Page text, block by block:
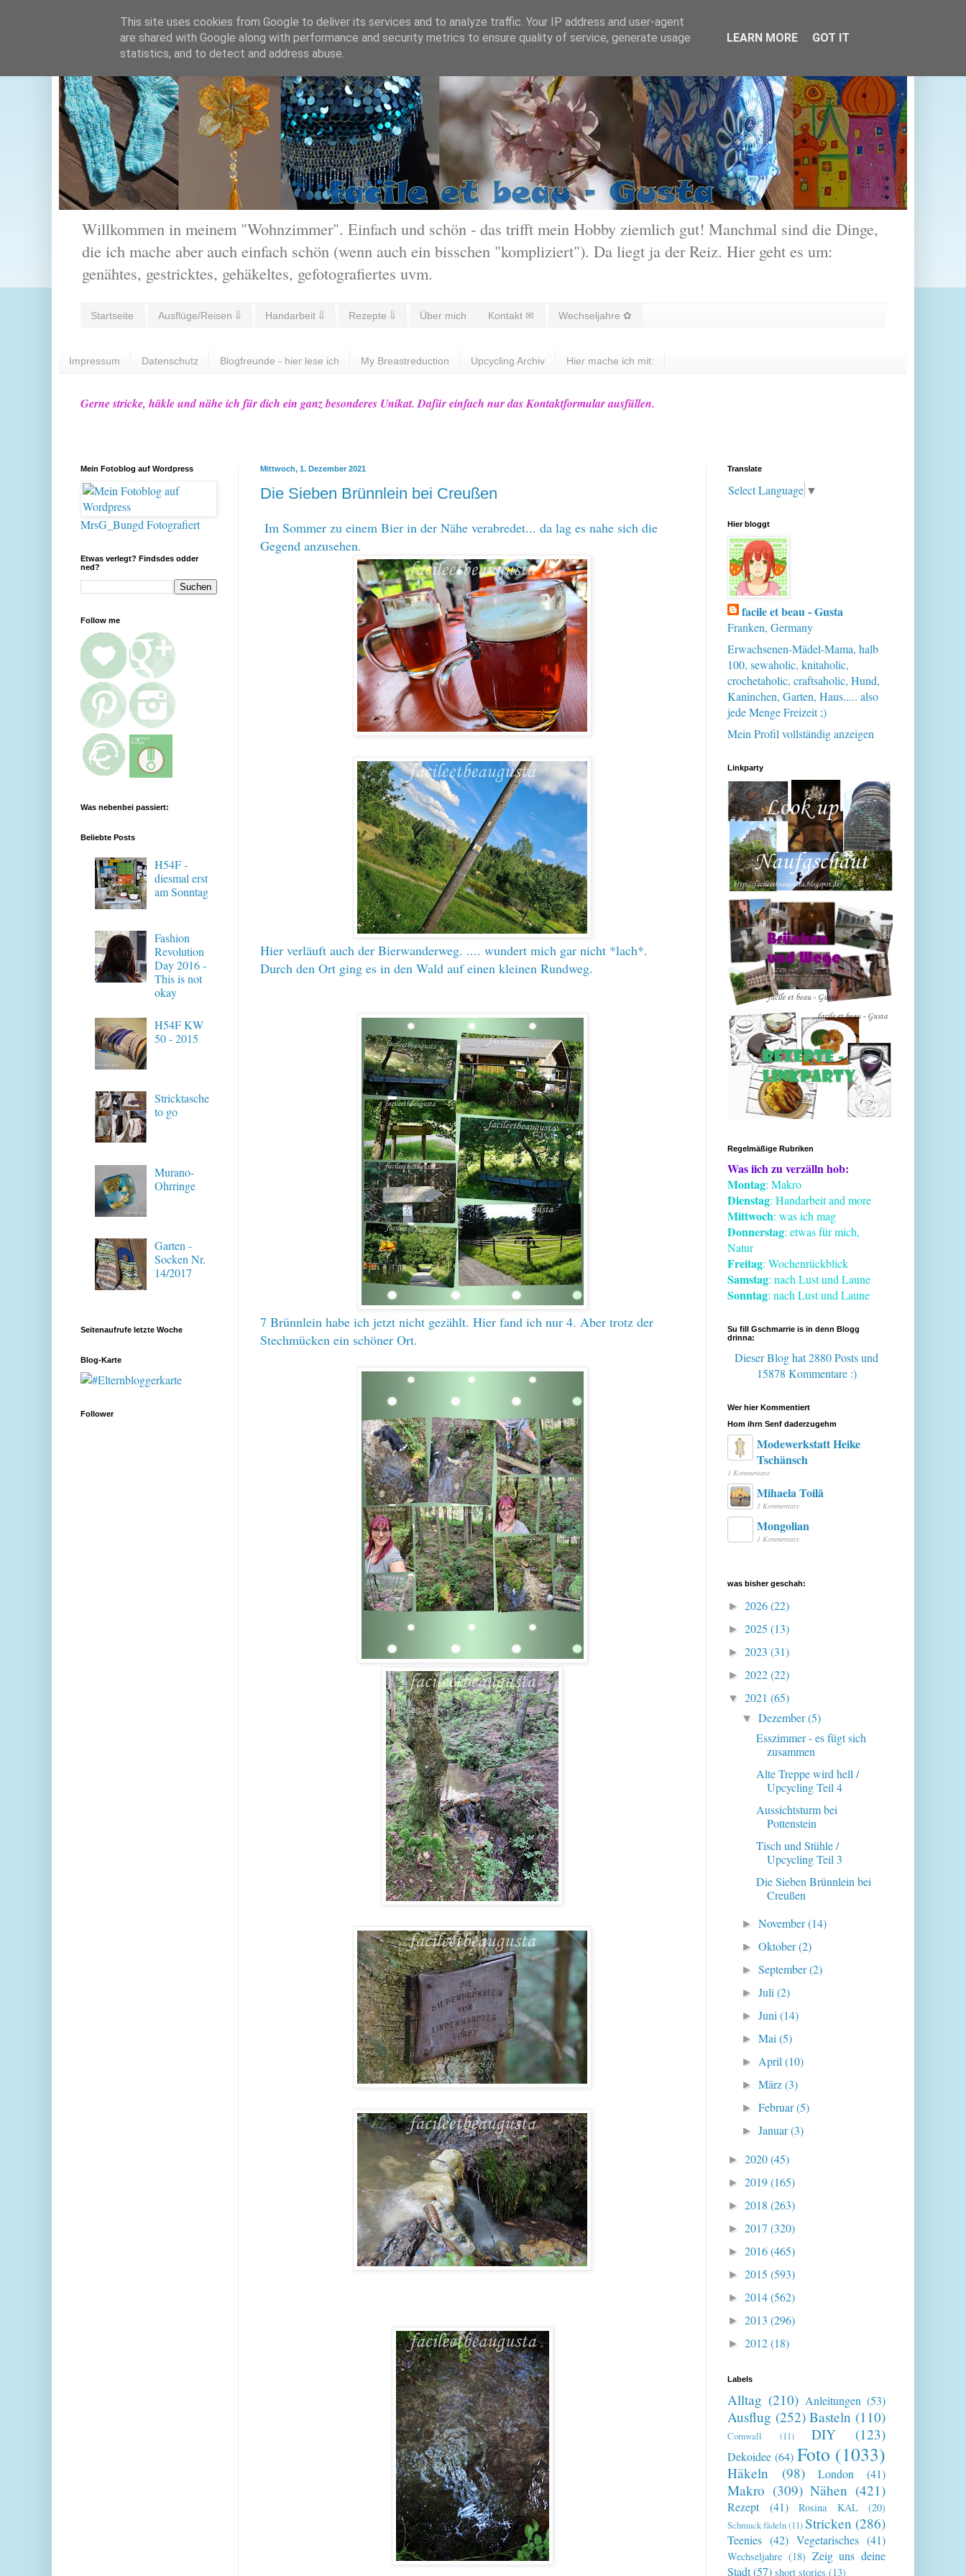
Willkommen in meinem "Wohnzimmer". Einfach und schön - das trifft mein Hobby ziemlich gut! Manchmal sind die Dinge,
die ich mache aber auch einfach schön (wenn auch ein bisschen "kompliziert"). Da liegt ja der Reiz. Hier geht es um:
genähtes, gestricktes, gehäkeltes, gefotografiertes uvm.
Startseite Ausflüge/Reisen ⇓ Handarbeit ⇓ Rezepte ⇓ Über mich Kontakt ✉ Wechseljahre ✿
Impressum Datenschutz Blogfreunde - hier lese ich My Breastreduction Upcycling Archiv Hier mache ich mit:
Gerne stricke, häkle und nähe ich für dich ein ganz besonderes Unikat. Dafür einfach nur das Kontaktformular ausfüllen.
Mittwoch, 1. Dezember 2021
Die Sieben Brünnlein bei Creußen
Im Sommer zu einem Bier in der Nähe verabredet... da lag es nahe sich die
Gegend anzusehen.
Hier verläuft auch der Bierwanderweg. .... wundert mich gar nicht *lach*.
Durch den Ort ging es in den Wald auf einen kleinen Rundweg.
7 Brünnlein habe ich jetzt nicht gezählt. Hier fand ich nur 4. Aber trotz der
Stechmücken ein schöner Ort.
Mein Fotoblog auf Wordpress
MrsG_Bungd Fotografiert
Etwas verlegt? Findsdes odder
ned?
Follow me
Was nebenbei passiert:
Beliebte Posts
H54F -
diesmal erst
am Sonntag
Fashion
Revolution
Day 2016 -
This is not
okay
H54F KW
50 - 2015
Stricktasche
to go
Murano-
Ohrringe
Garten -
Socken Nr.
14/2017
Seitenaufrufe letzte Woche
Blog-Karte
Follower
Translate
Select Language ▼
Hier bloggt
facile et beau - Gusta
Franken, Germany
Erwachsenen-Mädel-Mama, halb
100, sewaholic, knitaholic,
crochetaholic, craftsaholic, Hund,
Kaninchen, Garten, Haus..... also
jede Menge Freizeit ;)
Mein Profil vollständig anzeigen
Linkparty
Regelmäßige Rubriken
Was iich zu verzälln hob:
Montag: Makro
Dienstag: Handarbeit and more
Mittwoch: was ich mag
Donnerstag: etwas für mich,
Natur
Freitag: Wochenrückblick
Samstag: nach Lust und Laune
Sonntag: nach Lust und Laune
Su fill Gschmarrie is in denn Blogg
drinna:
Dieser Blog hat 2880 Postsund
15878 Kommentare :)
Wer hier Kommentiert
Hom ihrn Senf daderzugehm
Modewerkstatt Heike
Tschänsch
1 Kommentare
Mihaela Toilă
1 Kommentare
Mongolian
1 Kommentare
was bisher geschah:
► 2026(22)
► 2025 (13)
► 2023 (31)
► 2022(22)
▼ 2021 (65)
▼Dezember(5)
Esszimmer - es fügt sich
zusammen
Alte Treppe wird hell /
Upcycling Teil 4
Aussichtsturm bei
Pottenstein
Tisch und Stühle /
Upcycling Teil 3
Die Sieben Brünnlein bei
Creußen
►November(14)
►Oktober(2)
►September(2)
►Juli(2)
►Juni(14)
►Mai(5)
► April(10)
►März(3)
►Februar(5)
►Januar(3)
► 2020(45)
► 2019(165)
► 2018 (263)
► 2017 (320)
► 2016(465)
► 2015 (593)
► 2014(562)
► 2013 (296)
► 2012(18)
Labels
Alltag (210) Anleitungen (53)
Ausflug (252) Basteln (110)
Cornwall (11) DIY (123)
Dekoidee (64) Foto (1033)
Häkeln (98) London (41)
Makro (309) Nähen (421)
Rezept (41) Rosina KAL (20)
Schmuck fädeln(11)Stricken (286)
Teenies (42) Vegetarisches (41)
Wechseljahre (18) Zeig uns deine
Stadt(57) short stories (13)
This site uses cookies from Google to deliver its services and to analyze traffic. Your IP address and user-agent
are shared with Google along with performance and security metrics to ensure quality of service, generate usage
statistics, and to detect and address abuse.
LEARN MORE GOT IT